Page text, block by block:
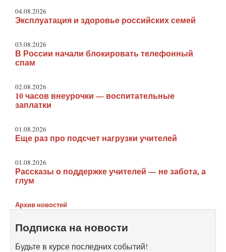
04.08.2026
Эксплуатация и здоровье российских семей
03.08.2026
В России начали блокировать телефонный
спам
02.08.2026
10 часов внеурочки — воспитательные
заплатки
01.08.2026
Еще раз про подсчет нагрузки учителей
01.08.2026
Рассказы о поддержке учителей — не забота, а
глум
Архив новостей
Подписка на новости
Будьте в курсе последних событий!